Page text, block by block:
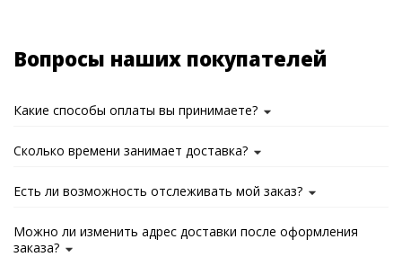
Вопросы наших покупателей
Какие способы оплаты вы принимаете?
Сколько времени занимает доставка?
Есть ли возможность отслеживать мой заказ?
Можно ли изменить адрес доставки после оформления
заказа?